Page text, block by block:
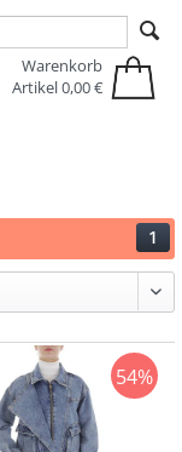
springen
Warenkorb
Artikel0,00 €
1
54%